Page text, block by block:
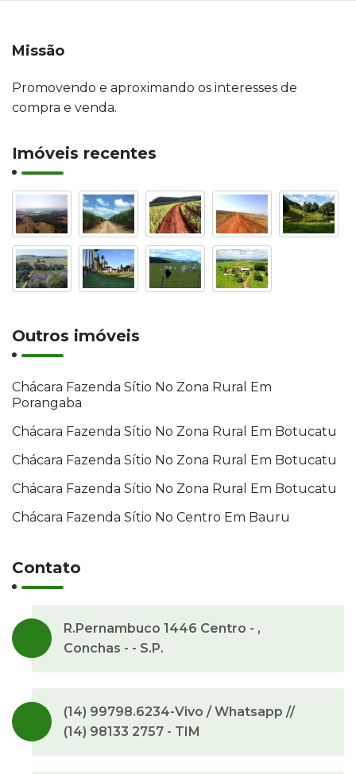
Missão
Promovendo e aproximando os interesses de
compra e venda.
Imóveis recentes
Outros imóveis
Chácara Fazenda Sítio No Zona Rural Em
Porangaba
Chácara Fazenda Sítio No Zona Rural Em Botucatu
Chácara Fazenda Sítio No Zona Rural Em Botucatu
Chácara Fazenda Sítio No Zona Rural Em Botucatu
Chácara Fazenda Sítio No Centro Em Bauru
Contato
R.Pernambuco 1446 Centro - ,
Conchas - - S.P.
(14) 99798.6234-Vivo / Whatsapp //
(14) 98133 2757 - TIM